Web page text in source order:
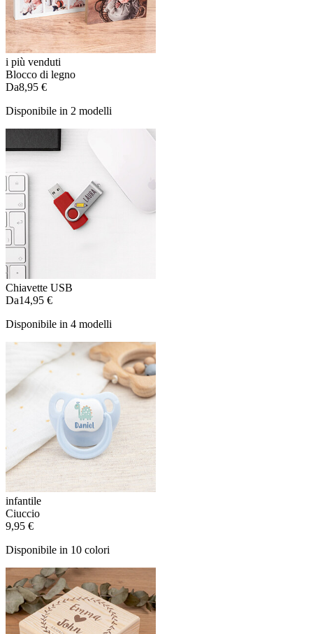
i più venduti
Blocco di legno
Da8,95 €
Disponibile in 2 modelli
Chiavette USB
Da14,95 €
Disponibile in 4 modelli
infantile
Ciuccio
9,95 €
Disponibile in 10 colori